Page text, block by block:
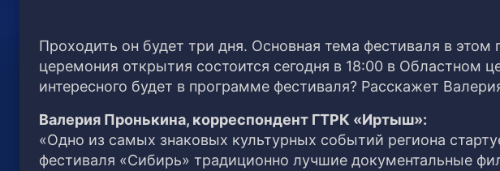
Проходить он будет три дня. Основная тема фестиваля в
церемония открытия состоится сегодня в 18:00 в Областном
интересного будет в программе фестиваля? Расскажет
Валерия Пронькина, корреспондент ГТРК «Иртыш»:
«Одно из самых знаковых культурных событий региона
фестиваля «Сибирь» традиционно лучшие документальные